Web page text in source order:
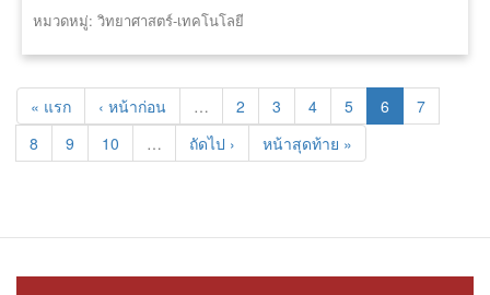
หมวดหมู่: วิทยาศาสตร์-เทคโนโลยี
« แรก ‹ หน้าก่อน … 2 3 4 5 6
7
8
9 10 … ถัดไป › หน้าสุดท้าย »